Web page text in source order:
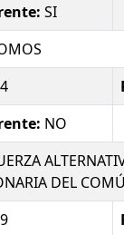
SI
NO
DEL